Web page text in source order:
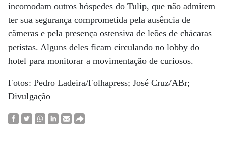
incomodam outros hóspedes do Tulip, que não admitem
ter sua segurança comprometida pela ausência de
câmeras e pela presença ostensiva de leões de chácaras
petistas. Alguns deles ficam circulando no lobby do
hotel para monitorar a movimentação de curiosos.
Fotos: Pedro Ladeira/Folhapress; José Cruz/ABr;
Divulgação